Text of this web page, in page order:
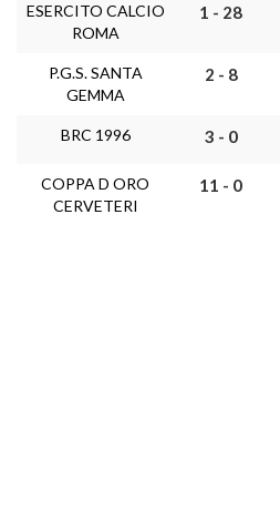
ESERCITO CALCIO
ROMA
1 - 28
P.G.S. SANTA
GEMMA
2 - 8
BRC 1996 3 - 0
COPPA D ORO
CERVETERI
11 - 0